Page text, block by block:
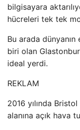
bilgisayara
hücreleri tek tek
Bu arada
biri olan
ideal yerdi.
REKLAM
2016 yılında
alanına açık hava